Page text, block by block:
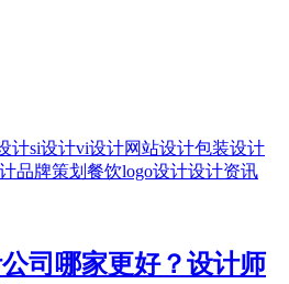
计si设计vi设计网站设计包装设计
品牌策划 餐饮logo设计设计资讯
司哪家更好？设计师